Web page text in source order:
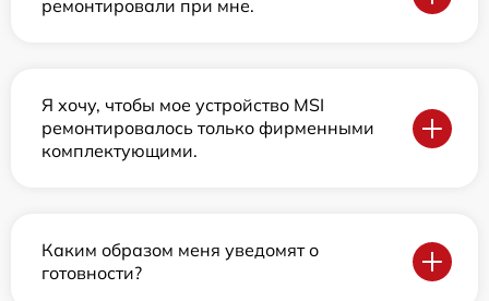
ремонтировали при мне.
Я хочу, чтобы мое устройство MSI
ремонтировалось только фирменными
комплектующими.
Каким образом меня уведомят о
готовности?